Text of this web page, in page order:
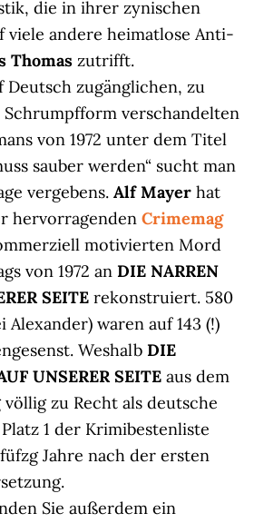
die in ihrer zynischen
viele andere heimatlose Anti-
Thomas zutrifft.
Deutsch zugänglichen, zu
verschandelten
von 1972 unter dem Titel
sauber werden“ sucht man
vergebens.Alf Mayerhat
hervorragendenCrimemag
motivierten Mord
von 1972 anDIE NARREN
SEITErekonstruiert. 580
Alexander) waren auf 143 (!)
WeshalbDIE
UNSERER SEITEaus dem
völlig zu Recht als deutsche
1 der Krimibestenliste
Jahre nach der ersten
Sie außerdem ein